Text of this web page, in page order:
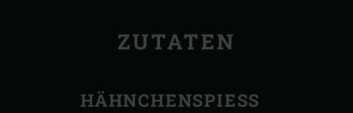
ZUTATEN
HÄHNCHENSPIESS